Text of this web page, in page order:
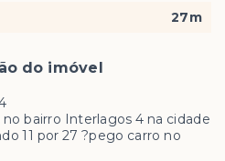
do imóvel
bairro Interlagos 4 na cidade
11 por 27 ?pego carro no
27m